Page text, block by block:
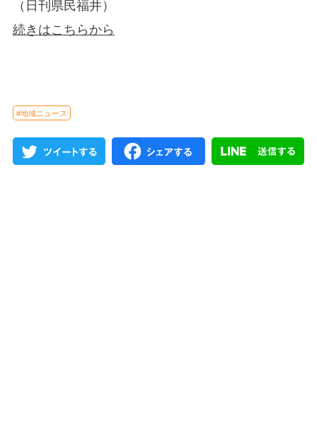
（日刊県民福井）
続きはこちらから
#地域ニュース